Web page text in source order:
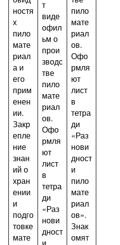
ностя
х
пило
мате
риал
а и
его
прим
енен
ии.
Закр
епле
ние
знан
ий о
хран
ении
и
подго
товке
мате
т
виде
офил
ьм о
прои
зводс
тве
пило
мате
риал
ов.
Офо
рмля
ют
лист
в
тетра
ди
«Раз
нови
дност
и
пило
мате
риал
ов.
Офо
рмля
ют
лист
в
тетра
ди
«Раз
нови
дност
и
пило
мате
риал
ов».
Знак
омят